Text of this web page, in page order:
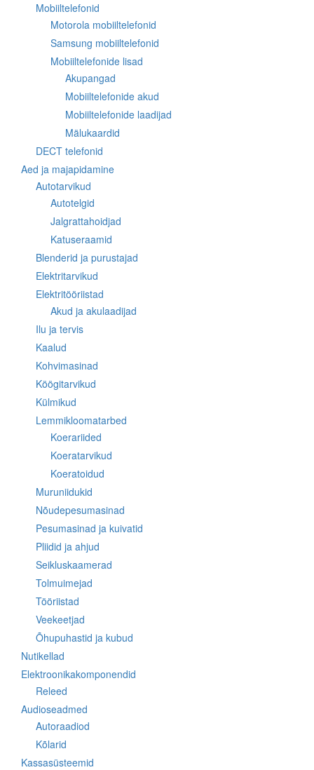
Mobiiltelefonid
Motorola mobiiltelefonid
Samsung mobiiltelefonid
Mobiiltelefonide lisad
Akupangad
Mobiiltelefonide akud
Mobiiltelefonide laadijad
Mälukaardid
DECT telefonid
Aed ja majapidamine
Autotarvikud
Autotelgid
Jalgrattahoidjad
Katuseraamid
Blenderid ja purustajad
Elektritarvikud
Elektritööriistad
Akud ja akulaadijad
Ilu ja tervis
Kaalud
Kohvimasinad
Köögitarvikud
Külmikud
Lemmikloomatarbed
Koerariided
Koeratarvikud
Koeratoidud
Muruniidukid
Nõudepesumasinad
Pesumasinad ja kuivatid
Pliidid ja ahjud
Seikluskaamerad
Tolmuimejad
Tööriistad
Veekeetjad
Õhupuhastid ja kubud
Nutikellad
Elektroonikakomponendid
Releed
Audioseadmed
Autoraadiod
Kõlarid
Kassasüsteemid